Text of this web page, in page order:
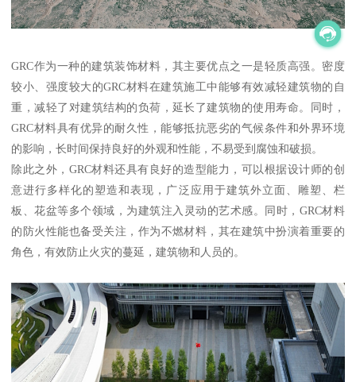
GRC作为一种的建筑装饰材料，其主要优点之一是轻质高强。密度
较小、强度较大的GRC材料在建筑施工中能够有效减轻建筑物的自
重，减轻了对建筑结构的负荷，延长了建筑物的使用寿命。同时，
GRC材料具有优异的耐久性，能够抵抗恶劣的气候条件和外界环境
的影响，长时间保持良好的外观和性能，不易受到腐蚀和破损。
除此之外，GRC材料还具有良好的造型能力，可以根据设计师的创
意进行多样化的塑造和表现，广泛应用于建筑外立面、雕塑、栏
板、花盆等多个领域，为建筑注入灵动的艺术感。同时，GRC材料
的防火性能也备受关注，作为不燃材料，其在建筑中扮演着重要的
角色，有效防止火灾的蔓延，建筑物和人员的。